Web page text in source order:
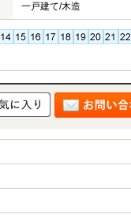
一戸建て/木造